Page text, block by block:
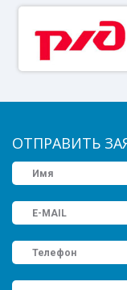
ОТПРАВИТЬ